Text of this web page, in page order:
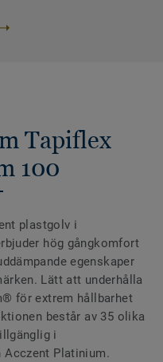
Tapiflex
100
plastgolv i
hög gångkomfort
egenskaper
Lätt att underhålla
för extrem hållbarhet
består av 35 olika
i
Platinium.